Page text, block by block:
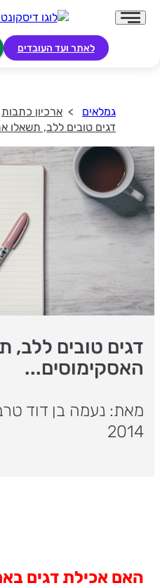
לאתר ועד העובדים
גמלאים
ארכיון כתבות
דגים טובים ללב, תשאלו
דגים טובים ללב,
האסקימוסים...
מאת: נעמה בן דוד
2014
האם אכילת דגים